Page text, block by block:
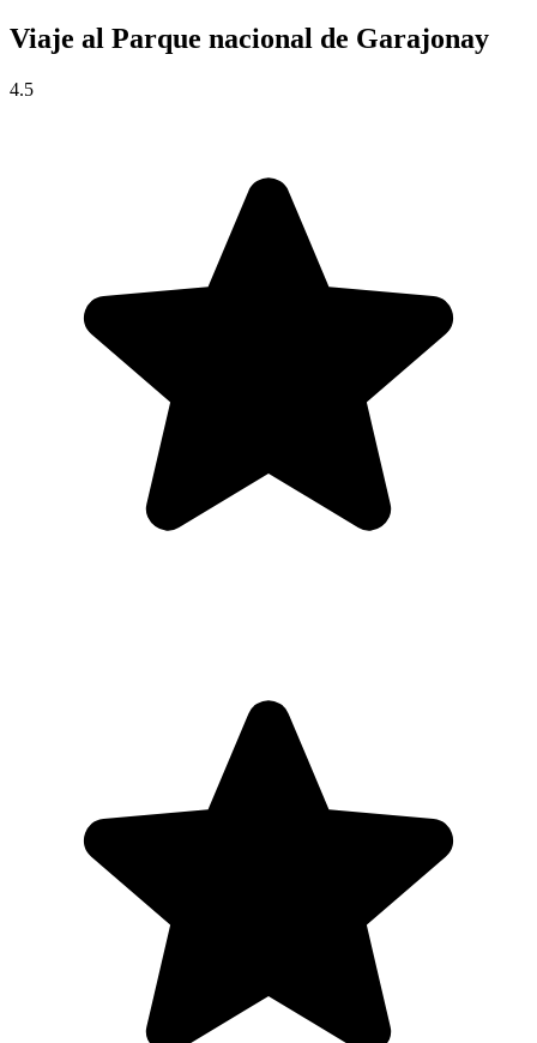
Viaje al Parque nacional de Garajonay
4.5